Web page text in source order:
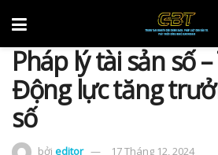
Pháp lý tài sản số
Động lực tăng
số
bởi editor 17 Tháng 12, 2024